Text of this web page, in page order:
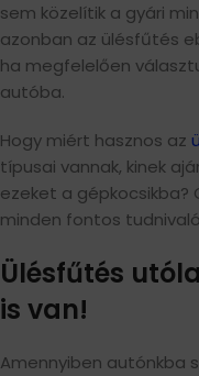
sem közelítik a gyári
azonban az ülésfűtés
ha megfelelően
autóba.
Hogy miért hasznos az
típusai vannak, kinek
ezeket a gépkocsikba?
minden fontos
Ülésfűtés
is van!
Amennyiben autónkba